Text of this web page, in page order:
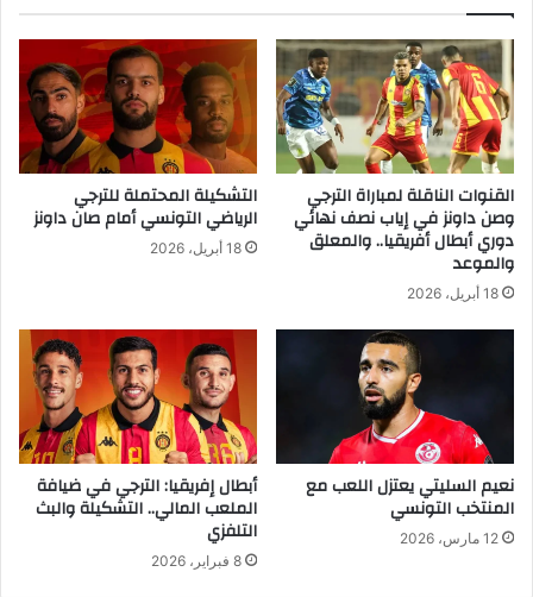
القنوات الناقلة لمباراة الترجي
وصن داونز في إياب نصف نهائي
دوري أبطال أفريقيا.. والمعلق
والموعد
18 أبريل، 2026
التشكيلة المحتملة للترجي
الرياضي التونسي أمام صان داونز
18 أبريل، 2026
نعيم السليتي يعتزل اللعب مع
المنتخب التونسي
12 مارس، 2026
أبطال إفريقيا: الترجي في ضيافة
الملعب المالي.. التشكيلة والبث
التلفزي
8 فبراير، 2026